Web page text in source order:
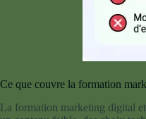
Ce que couvre la formation
La formation marketing digital